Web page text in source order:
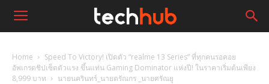
Home
Speed To Victory! เปิดตัว “realme 13 Series” ที่ทุกคนรอคอย
อัพเกรดชิปเซ็ตตัวแรง ขึ้นแท่น Gaming Dominator แห่งปี! ในราคาเริ่มต้นเพียง
8,999 บาท
นายนครินทร์_นายดรัณกร _นายศรัณยู